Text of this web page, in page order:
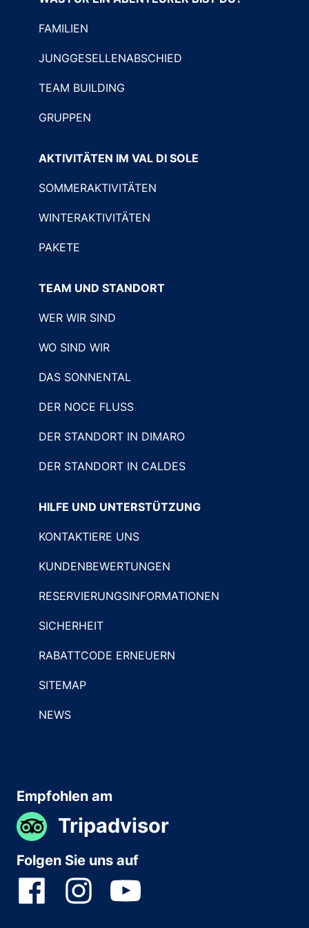
FAMILIEN
JUNGGESELLENABSCHIED
TEAM BUILDING
GRUPPEN
AKTIVITÄTEN IM VAL DI SOLE
SOMMERAKTIVITÄTEN
WINTERAKTIVITÄTEN
PAKETE
TEAM UND STANDORT
WER WIR SIND
WO SIND WIR
DAS SONNENTAL
DER NOCE FLUSS
DER STANDORT IN DIMARO
DER STANDORT IN CALDES
HILFE UND UNTERSTÜTZUNG
KONTAKTIERE UNS
KUNDENBEWERTUNGEN
RESERVIERUNGSINFORMATIONEN
SICHERHEIT
RABATTCODE ERNEUERN
SITEMAP
NEWS
Empfohlen am
Tripadvisor
Folgen Sie uns auf